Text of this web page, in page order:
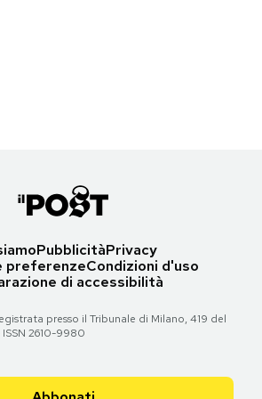
PubblicitàPrivacy
preferenzeCondizioni d'uso
di accessibilità
presso il Tribunale di Milano, 419 del
2610-9980